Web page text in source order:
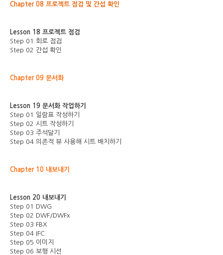
Chapter 08 프로젝트 점검 및 간섭 확인
Lesson 18 프로젝트 점검
Step 01 회로 점검
Step 02 간섭 확인
Chapter 09 문서화
Lesson 19 문서화 작업하기
Step 01 일람표 작성하기
Step 02 시트 작성하기
Step 03 주석달기
Step 04 의존적 뷰 사용해 시트 배치하기
Chapter 10 내보내기
Lesson 20 내보내기
Step 01 DWG
Step 02 DWF/DWFx
Step 03 FBX
Step 04 IFC
Step 05 이미지
Step 06 보행 시선